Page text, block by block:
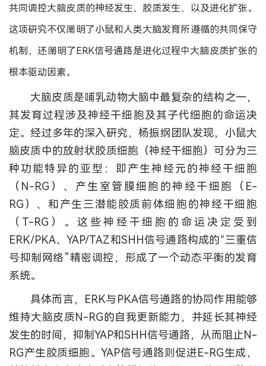
共同调控大脑皮质的神经发生、胶质发生、以及进化扩张。
这项研究不仅阐明了小鼠和人类大脑发育所遵循的共同保守
机制，还阐明了ERK信号通路是进化过程中大脑皮质扩张的
根本驱动因素。
大脑皮质是哺乳动物大脑中最复杂的结构之一，
其发育过程涉及神经干细胞及其子代细胞的命运决
定。经过多年的深入研究，杨振纲团队发现，小鼠大
脑皮质中的放射状胶质细胞（神经干细胞）可分为三
种功能特异的亚型：即产生神经元的神经干细胞
（N-RG）、产生室管膜细胞的神经干细胞（E-
RG）、和产生三潜能胶质前体细胞的神经干细胞
（T-RG）。这些神经干细胞的命运决定受到
ERK/PKA、YAP/TAZ和SHH信号通路构成的“三重信
号抑制网络”精密调控，形成了一个动态平衡的发育
系统。
具体而言，ERK与PKA信号通路的协同作用能够
维持大脑皮质N-RG的自我更新能力，并延长其神经
发生的时间，抑制YAP和SHH信号通路，从而阻止N-
RG产生胶质细胞。YAP信号通路则促进E-RG生成，